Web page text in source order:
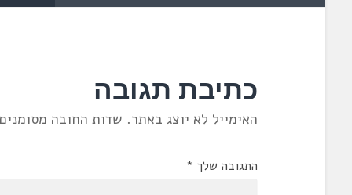
כתיבת תגובה
האימייל לא יוצג באתר. שדות החובה
התגובה שלך *